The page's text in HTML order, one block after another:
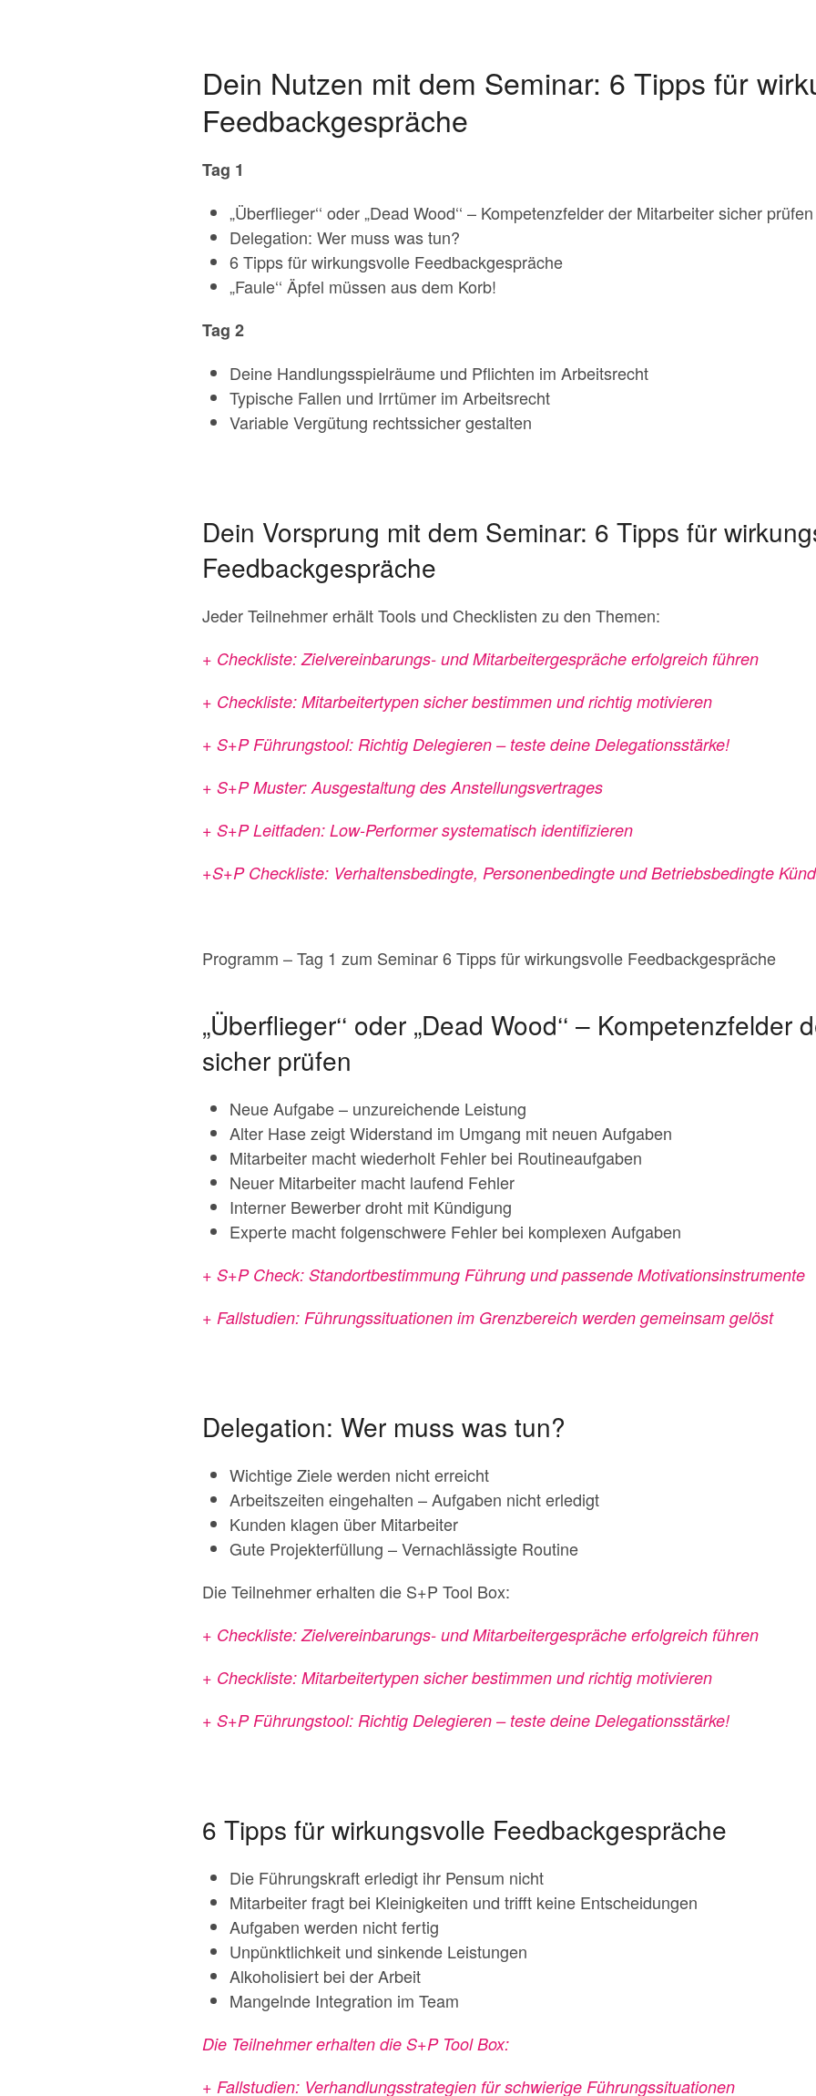
Dein Nutzen mit dem Seminar: 6 Tipps für
Feedbackgespräche
Tag 1
„Überflieger‘‘ oder „Dead Wood‘‘ – Kompetenzfelder der Mitarbeiter sicher prüfen
Delegation: Wer muss was tun?
6 Tipps für wirkungsvolle Feedbackgespräche
„Faule‘‘ Äpfel müssen aus dem Korb!
Tag 2
Deine Handlungsspielräume und Pflichten im Arbeitsrecht
Typische Fallen und Irrtümer im Arbeitsrecht
Variable Vergütung rechtssicher gestalten
Dein Vorsprung mit dem Seminar: 6 Tipps für
Feedbackgespräche
Jeder Teilnehmer erhält Tools und Checklisten zu den Themen:
+ Checkliste: Zielvereinbarungs- und Mitarbeitergespräche erfolgreich führen
+ Checkliste: Mitarbeitertypen sicher bestimmen und richtig motivieren
+ S+P Führungstool: Richtig Delegieren – teste deine Delegationsstärke!
+ S+P Muster: Ausgestaltung des Anstellungsvertrages
+ S+P Leitfaden: Low-Performer systematisch identifizieren
+S+P Checkliste: Verhaltensbedingte, Personenbedingte und Betriebsbedingte
Programm – Tag 1 zum Seminar 6 Tipps für wirkungsvolle Feedbackgespräche
„Überflieger‘‘ oder „Dead Wood‘‘ – Kompetenzfelder
sicher prüfen
Neue Aufgabe – unzureichende Leistung
Alter Hase zeigt Widerstand im Umgang mit neuen Aufgaben
Mitarbeiter macht wiederholt Fehler bei Routineaufgaben
Neuer Mitarbeiter macht laufend Fehler
Interner Bewerber droht mit Kündigung
Experte macht folgenschwere Fehler bei komplexen Aufgaben
+ S+P Check: Standortbestimmung Führung und passende Motivationsinstrumente
+ Fallstudien: Führungssituationen im Grenzbereich werden gemeinsam gelöst
Delegation: Wer muss was tun?
Wichtige Ziele werden nicht erreicht
Arbeitszeiten eingehalten – Aufgaben nicht erledigt
Kunden klagen über Mitarbeiter
Gute Projekterfüllung – Vernachlässigte Routine
Die Teilnehmer erhalten die S+P Tool Box:
+ Checkliste: Zielvereinbarungs- und Mitarbeitergespräche erfolgreich führen
+ Checkliste: Mitarbeitertypen sicher bestimmen und richtig motivieren
+ S+P Führungstool: Richtig Delegieren – teste deine Delegationsstärke!
6 Tipps für wirkungsvolle Feedbackgespräche
Die Führungskraft erledigt ihr Pensum nicht
Mitarbeiter fragt bei Kleinigkeiten und trifft keine Entscheidungen
Aufgaben werden nicht fertig
Unpünktlichkeit und sinkende Leistungen
Alkoholisiert bei der Arbeit
Mangelnde Integration im Team
Die Teilnehmer erhalten die S+P Tool Box:
+ Fallstudien: Verhandlungsstrategien für schwierige Führungssituationen